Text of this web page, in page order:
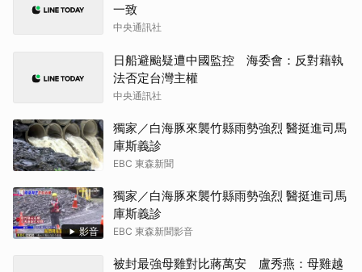
一致
中央通訊社
日船避颱疑遭中國監控 海委會：反對藉執
法否定台灣主權
中央通訊社
獨家／白海豚來襲竹縣雨勢強烈 醫挺進司馬
庫斯義診
EBC 東森新聞
影音
獨家／白海豚來襲竹縣雨勢強烈 醫挺進司馬
庫斯義診
EBC 東森新聞影音
被封最強母雞對比蔣萬安 盧秀燕：母雞越